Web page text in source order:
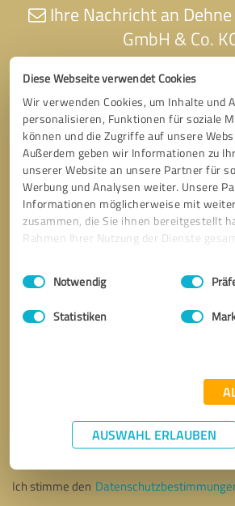
Diese Webseite verwendet Cookies
Wir verwenden Cookies, um Inhalte und
personalisieren, Funktionen für soziale
können und die Zugriffe auf unsere
Außerdem geben wir Informationen zu
unserer Website an unsere Partner für
Werbung und Analysen weiter. Unsere
Informationen möglicherweise mit
zusammen, die Sie ihnen bereitgestellt
Rahmen Ihrer Nutzung der Dienste
Impressum Datenschutzbestimmungen
Einwilligungsauswahl
Notwendig
Statistiken
AUSWAHL ERLAUBEN
Ihre Nachricht an
GmbH & Co.
Nachricht senden
Ich stimme den